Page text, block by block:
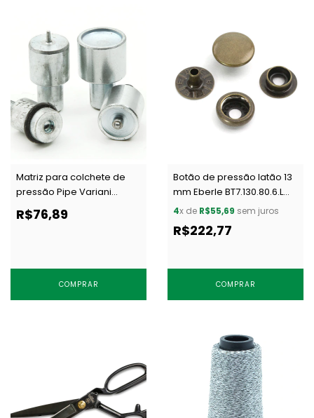
Matriz para colchete de
pressão Pipe Variani
7135/15 c/ 1 un
R$76,89
COMPRAR
Botão de pressão latão 13
mm Eberle BT7.130.80.6.L
OXIT c/ 200 un
4x de R$55,69 sem juros
R$222,77
COMPRAR